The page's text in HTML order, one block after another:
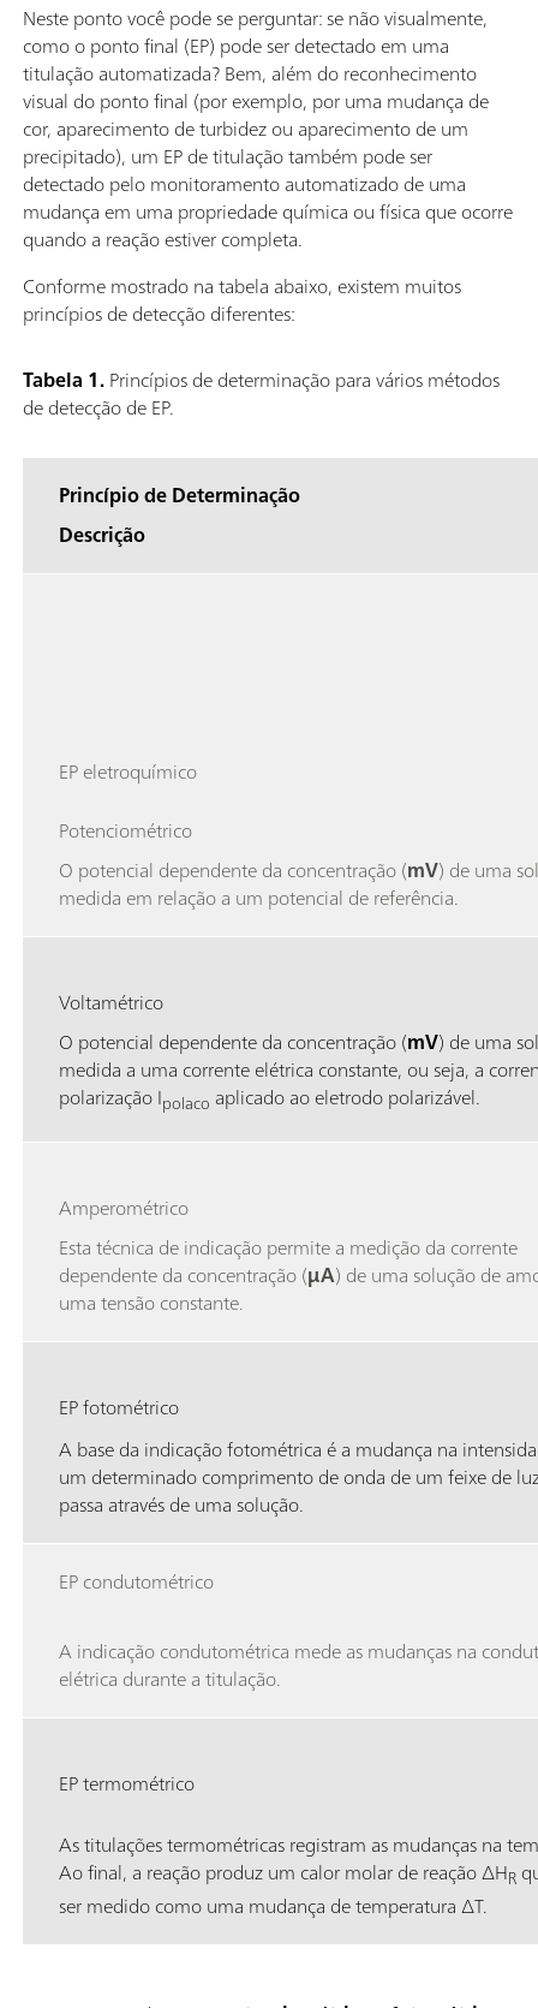
Neste ponto você pode se perguntar: se não visualmente,
como o ponto final (EP) pode ser detectado em uma
titulação automatizada? Bem, além do reconhecimento
visual do ponto final (por exemplo, por uma mudança de
cor, aparecimento de turbidez ou aparecimento de um
precipitado), um EP de titulação também pode ser
detectado pelo monitoramento automatizado de uma
mudança em uma propriedade química ou física que ocorre
quando a reação estiver completa.
Conforme mostrado na tabela abaixo, existem muitos
princípios de detecção diferentes:
Tabela 1.Princípios de determinação para vários métodos
de detecção de EP.
Princípio de Determinação
Descrição
EP eletroquímico
Potenciométrico
O potencial dependente da concentração (mV) de uma
medida em relação a um potencial de referência.
Voltamétrico
O potencial dependente da concentração (mV) de uma
medida a uma corrente elétrica constante, ou seja, a
polarização Ipolaco aplicado ao eletrodo polarizável.
Amperométrico
Esta técnica de indicação permite a medição da corrente
dependente da concentração (µA) de uma solução de
uma tensão constante.
EP fotométrico
A base da indicação fotométrica é a mudança na
um determinado comprimento de onda de um feixe de
passa através de uma solução.
EP condutométrico
A indicação condutométrica mede as mudanças na
elétrica durante a titulação.
EP termométrico
As titulações termométricas registram as mudanças na
Ao final, a reação produz um calor molar de reação ∆HR
ser medido como uma mudança de temperatura ∆T.